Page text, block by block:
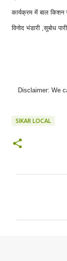
कार्यक्रम में बाल किशन
विनोद भंडारी ,सुबोध
Disclaimer: We
SIKAR LOCAL